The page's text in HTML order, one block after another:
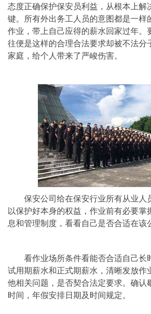
态度正确保护保安员利益，从根本上解
键。所有外出务工人员的意图都是一样
作业，带上自己应得的薪水回家过年。
往便是这样的合理合法要求却被不法分
家庭，给个人带来了严峻伤害。
保安公司给在保安行业所有从业人
以保护好本身的权益，作业前有必要掌
息和管理制度，看看自己是否合适在该
看作业场所条件看能否合适自己长
试用期薪水和正式期薪水，清晰发放作
他相关问题，是否契合法定要求。确认
时间，年假安排日期及时间规定。